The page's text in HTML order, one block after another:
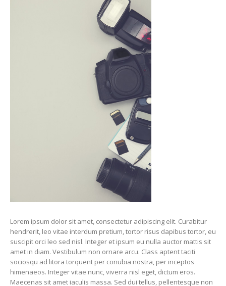
Lorem ipsum dolor sit amet, consectetur adipiscing elit. Curabitur
hendrerit, leo vitae interdum pretium, tortor risus dapibus tortor, eu
suscipit orci leo sed nisl. Integer et ipsum eu nulla auctor mattis sit
amet in diam. Vestibulum non ornare arcu. Class aptent taciti
sociosqu ad litora torquent per conubia nostra, per inceptos
himenaeos. Integer vitae nunc, viverra nisl eget, dictum eros.
Maecenas sit amet iaculis massa. Sed dui tellus, pellentesque non